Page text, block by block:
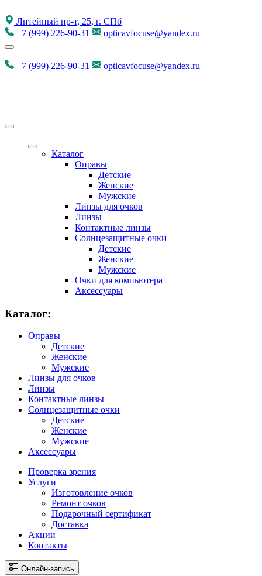
Литейный пр-т, 25, г. СПб
+7 (999) 226-90-31 opticavfocuse@yandex.ru
+7 (999) 226-90-31 opticavfocuse@yandex.ru
Каталог
Оправы
Детские
Женские
Мужские
Линзы для очков
Линзы
Контактные линзы
Солнцезащитные очки
Детские
Женские
Мужские
Очки для компьютера
Аксессуары
Каталог:
Оправы
Детские
Женские
Мужские
Линзы для очков
Линзы
Контактные линзы
Солнцезащитные очки
Детские
Женские
Мужские
Аксессуары
Проверка зрения
Услуги
Изготовление очков
Ремонт очков
Подарочный сертификат
Доставка
Акции
Контакты
Онлайн-запись